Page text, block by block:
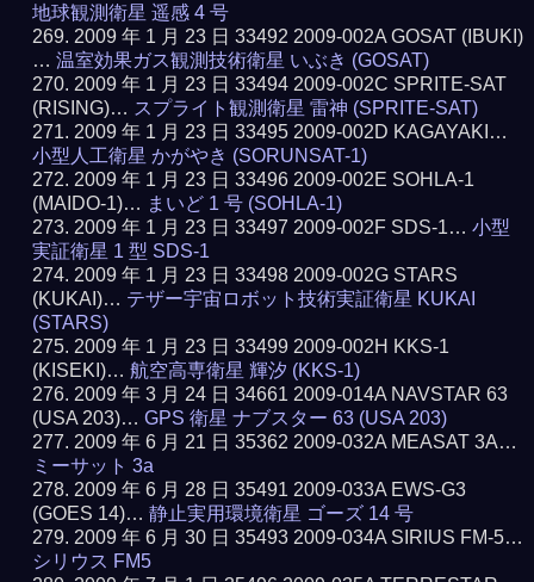
地球観測衛星 遥感 4 号
2009 年 1 月 23 日 33492 2009-002A GOSAT (IBUKI)
…温室効果ガス観測技術衛星 いぶき (GOSAT)
2009 年 1 月 23 日 33494 2009-002C SPRITE-SAT
(RISING)… スプライト観測衛星 雷神 (SPRITE-SAT)
2009 年 1 月 23 日 33495 2009-002D KAGAYAKI…
小型人工衛星 かがやき (SORUNSAT-1)
2009 年 1 月 23 日 33496 2009-002E SOHLA-1
(MAIDO-1)… まいど 1 号 (SOHLA-1)
2009 年 1 月 23 日 33497 2009-002F SDS-1…小型
実証衛星 1 型 SDS-1
2009 年 1 月 23 日 33498 2009-002G STARS
(KUKAI)… テザー宇宙ロボット技術実証衛星 KUKAI
(STARS)
2009 年 1 月 23 日 33499 2009-002H KKS-1
(KISEKI)…航空高専衛星 輝汐 (KKS-1)
2009 年 3 月 24 日 34661 2009-014A NAVSTAR 63
(USA 203)…GPS 衛星 ナブスター 63 (USA 203)
2009 年 6 月 21 日 35362 2009-032A MEASAT 3A…
ミーサット 3a
2009 年 6 月 28 日 35491 2009-033A EWS-G3
(GOES 14)…静止実用環境衛星 ゴーズ 14 号
2009 年 6 月 30 日 35493 2009-034A SIRIUS FM-5…
シリウス FM5